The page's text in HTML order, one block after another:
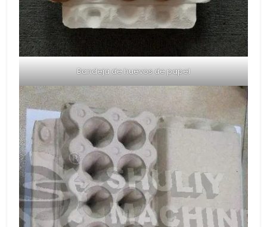
Bandeja de huevos de papel